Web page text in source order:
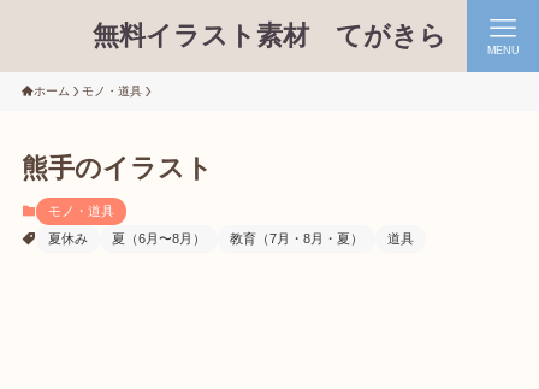
無料イラスト素材 てがきら MENU
ホーム モノ・道具
熊手のイラスト
モノ・道具
夏休み
夏（6月〜8月） 教育（7月・8月・夏） 道具